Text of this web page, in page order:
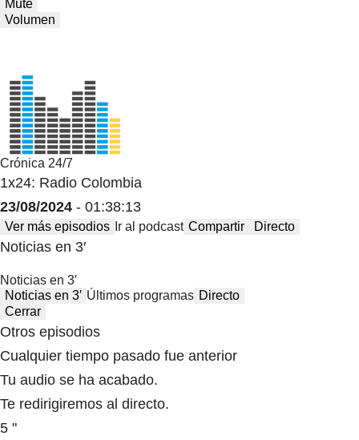
Mute
Volumen
Crónica 24/7
1x24: Radio Colombia
23/08/2024 - 01:38:13
Ver más episodios Ir al podcast Compartir Directo
Noticias en 3′
Noticias en 3′
Noticias en 3′ Últimos programas Directo
Cerrar
Otros episodios
Cualquier tiempo pasado fue anterior
Tu audio se ha acabado.
Te redirigiremos al directo.
5 "